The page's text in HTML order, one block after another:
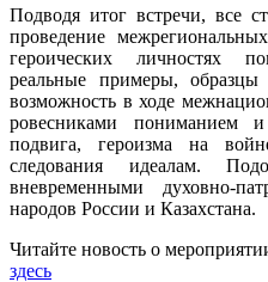
Подводя итог встречи, все
проведение
героических личностях
реальные примеры, образцы
возможность в ходе
ровесниками пониманием
подвига, героизма на
следования идеалам.
вневременными духовно-
народов России и Казахстана.
Читайте новость о
здесь